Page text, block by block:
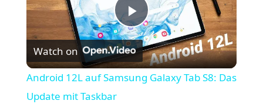
P
l
Watch on
Android 12L auf Samsung Galaxy Tab S8: Das
Update mit Taskbar